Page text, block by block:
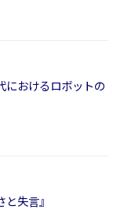
におけるロボットの
失言』